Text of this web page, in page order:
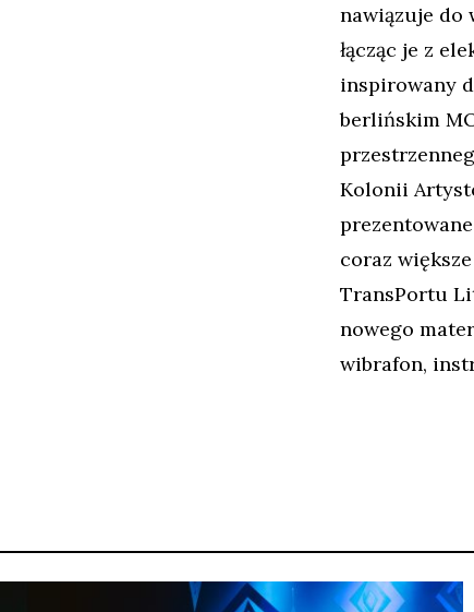
nawiązuje do
łącząc je z
inspirowany
berlińskim
Kolonii
coraz
TransPortu
nowego
wibrafon,